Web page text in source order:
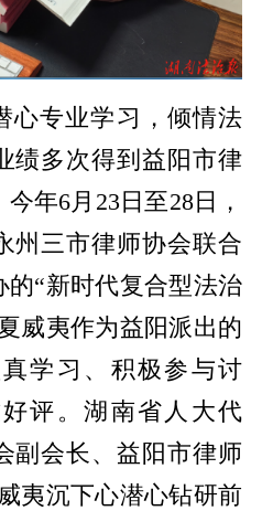
心专业学习，倾情法
绩多次得到益阳市律
年6月23日至28日，
州三市律师协会联合
的“新时代复合型法治
威夷作为益阳派出的
学习、积极参与讨
评。湖南省人大代
副会长、益阳市律师
夷沉下心潜心钻研前